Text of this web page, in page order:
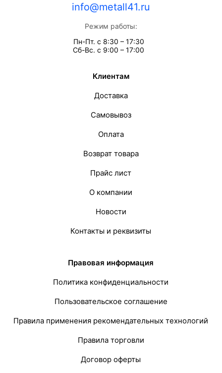
info@metall41.ru
Режим работы:
Пн-Пт. с 8:30 – 17:30
Сб-Вс. с 9:00 – 17:00
Клиентам
Доставка
Самовывоз
Оплата
Возврат товара
Прайс лист
О компании
Новости
Контакты и реквизиты
Правовая информация
Политика конфиденциальности
Пользовательское соглашение
Правила применения рекомендательных технологий
Правила торговли
Договор оферты